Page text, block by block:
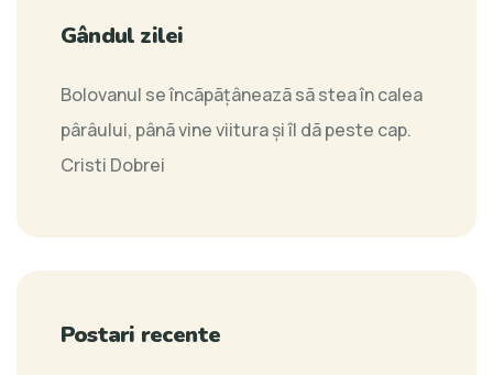
Gândul zilei
Bolovanul se încãpãţâneazã sã stea în calea
pârâului, pânã vine viitura şi îl dã peste cap.
Cristi Dobrei
Postari recente